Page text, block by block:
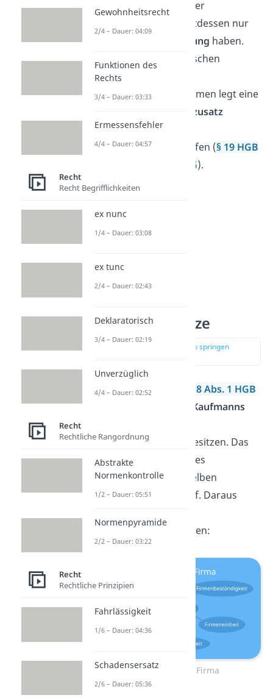
Kleingewerbe führen, oder
Freiberufler können stattdessen nur
eine
Geschäftsbezeichnung haben.
Zur
Unterscheidung
zwischen
eingetragenen und nicht
eingetragenen Unternehmen legt eine
Firmenzusatz
(GmbH, OHG, …) ihre
Haftungsverhältnisse
offen (§ 19 HGB
§ 4 AktG).
Firmengrundsätze
zur Stelle im Video springen
Eine Firma muss nach
§ 18 Abs. 1 HGB
zur
Kennzeichnung des Kaufmanns
geeignet sein und
Unterscheidungskraft
besitzen. Das
heißt, dass es kein anderes
Unternehmen mit demselben
Firmennamen geben darf. Daraus
Firmengrundsätze
ableiten:
Grundsätze einer Firma
Gewohnheitsrecht
2/4 – Dauer: 04:09
Funktionen des
Rechts
3/4 – Dauer: 03:33
Ermessensfehler
4/4 – Dauer: 04:57
Recht
Recht Begrifflichkeiten
ex nunc
1/4 – Dauer: 03:08
ex tunc
2/4 – Dauer: 02:43
Deklaratorisch
3/4 – Dauer: 02:19
Unverzüglich
4/4 – Dauer: 02:52
Recht
Rechtliche Rangordnung
Abstrakte
Normenkontrolle
1/2 – Dauer: 05:51
Normenpyramide
2/2 – Dauer: 03:22
Recht
Rechtliche Prinzipien
Fahrlässigkeit
1/6 – Dauer: 04:36
Schadensersatz
2/6 – Dauer: 05:36